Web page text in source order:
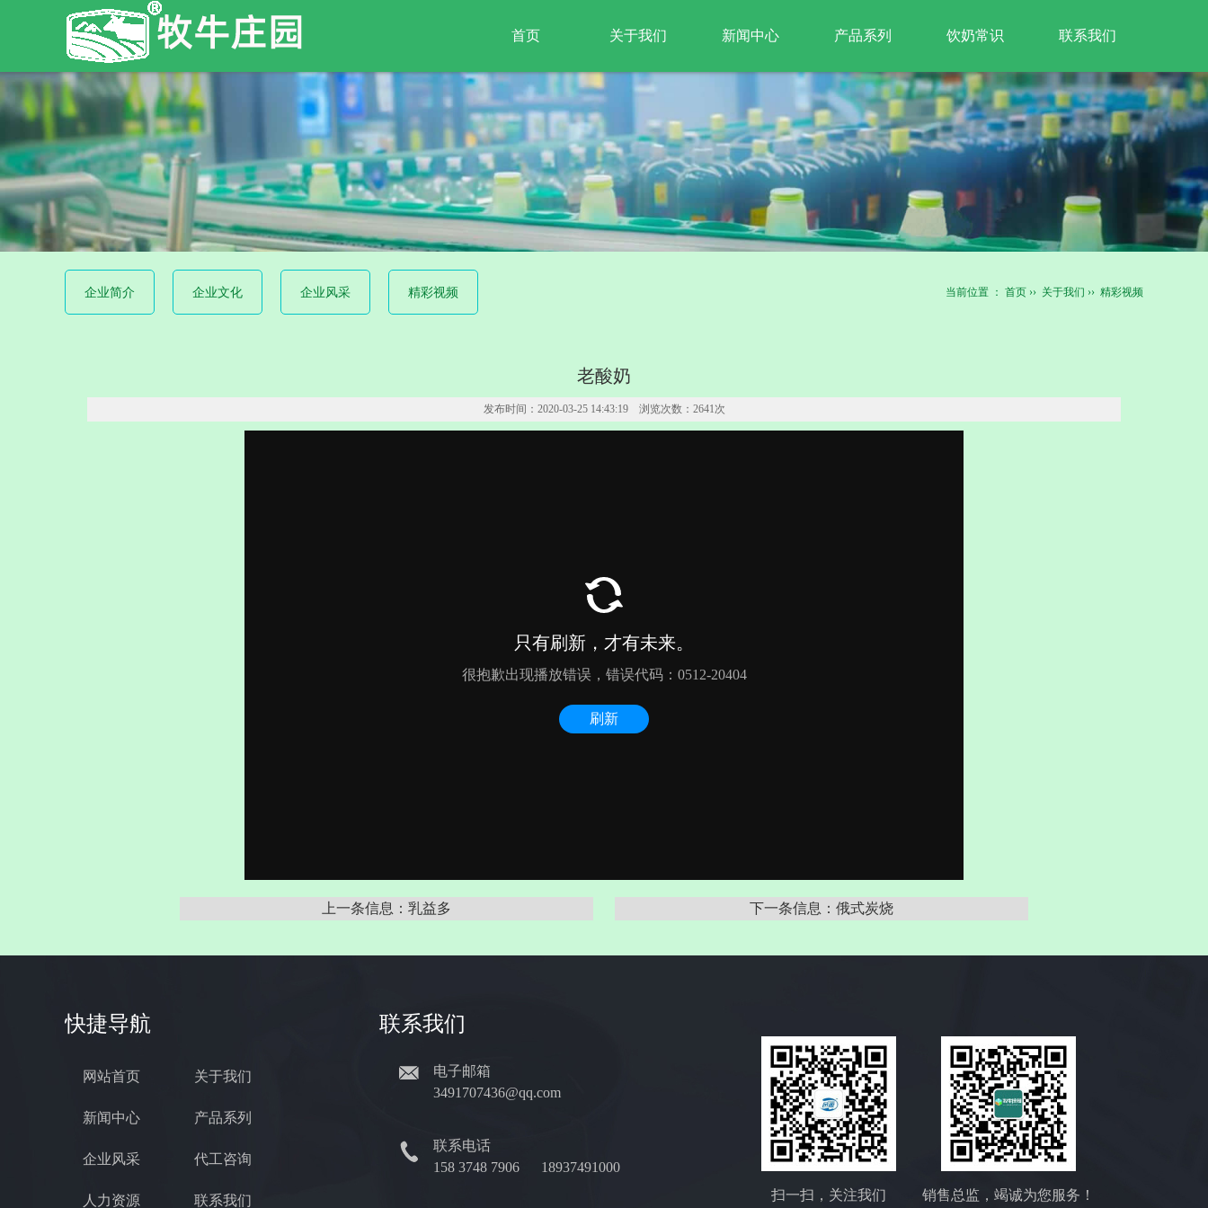
首页 关于我们
企业简介
企业文化
企业风采
精彩视频
新闻中心
饮奶常识
产品系列
“牧牛庄园”系列
饮奶常识 联系我们
联系方式
广纳贤士
企业简介 企业文化 企业风采 精彩视频 当前位置 ： 首页 ›› 关于我们 ›› 精彩视频
老酸奶
发布时间：2020-03-25 14:43:19 浏览次数：2641次
上一条信息：乳益多 下一条信息：俄式炭烧
快捷导航
网站首页 关于我们
新闻中心 产品系列
企业风采 代工咨询
人力资源 联系我们
联系我们
电子邮箱
3491707436@qq.com
联系电话
158 3748 7906
18937491000
扫一扫，关注我们
销售总监，竭诚为您服务！